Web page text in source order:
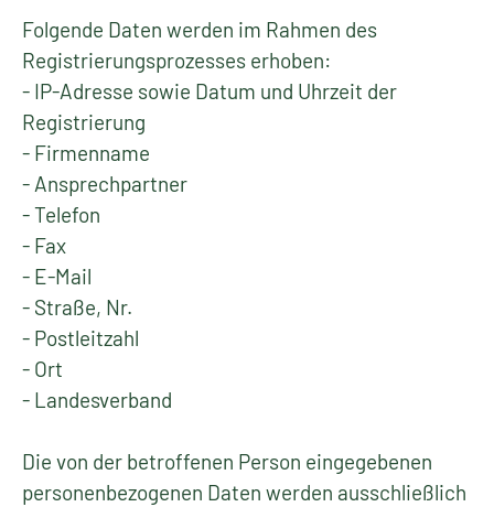
Folgende Daten werden im Rahmen des
Registrierungsprozesses erhoben:
- IP-Adresse sowie Datum und Uhrzeit der
Registrierung
- Firmenname
- Ansprechpartner
- Telefon
- Fax
- E-Mail
- Straße, Nr.
- Postleitzahl
- Ort
- Landesverband
Die von der betroffenen Person eingegebenen
personenbezogenen Daten werden ausschließlich